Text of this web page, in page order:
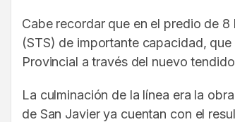
Cabe recordar que en el predio de
(STS) de importante capacidad,
Provincial a través del nuevo
La culminación de la línea era la
de San Javier ya cuentan con el